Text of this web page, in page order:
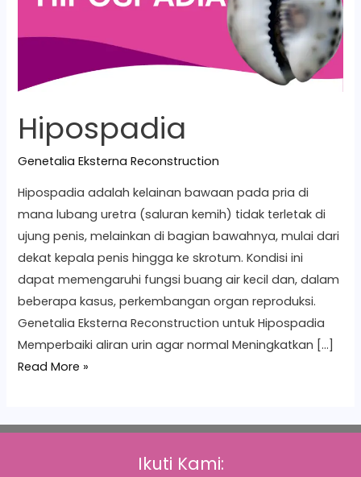
Hipospadia
Genetalia Eksterna Reconstruction
Hipospadia adalah kelainan bawaan pada pria di
mana lubang uretra (saluran kemih) tidak terletak di
ujung penis, melainkan di bagian bawahnya, mulai dari
dekat kepala penis hingga ke skrotum. Kondisi ini
dapat memengaruhi fungsi buang air kecil dan, dalam
beberapa kasus, perkembangan organ reproduksi.
Genetalia Eksterna Reconstruction untuk Hipospadia
Memperbaiki aliran urin agar normal Meningkatkan […]
Read More »
Ikuti Kami: